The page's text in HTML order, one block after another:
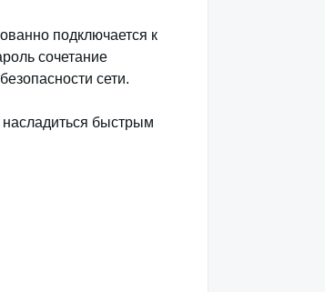
подключается к
сочетание
сети.
быстрым